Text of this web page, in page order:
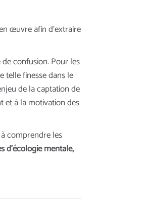
œuvre afin d’extraire
confusion. Pour les
telle finesse dans le
de la captation de
et à la motivation des
comprendre les
d’écologie mentale,